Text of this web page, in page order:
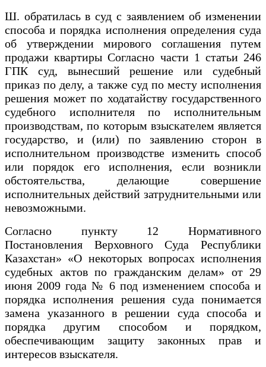
Ш. обратилась в суд с заявлением об изменении
способа и порядка исполнения определения суда
об утверждении мирового соглашения путем
продажи квартиры Согласно части 1 статьи 246
ГПК суд, вынесший решение или судебный
приказ по делу, а также суд по месту исполнения
решения может по ходатайству государственного
судебного исполнителя по исполнительным
производствам, по которым взыскателем является
государство, и (или) по заявлению сторон в
исполнительном производстве изменить способ
или порядок его исполнения, если возникли
обстоятельства, делающие совершение
исполнительных действий затруднительными или
невозможными.
Согласно пункту 12 Нормативного
Постановления Верховного Суда Республики
Казахстан» «О некоторых вопросах исполнения
судебных актов по гражданским делам» от 29
июня 2009 года № 6 под изменением способа и
порядка исполнения решения суда понимается
замена указанного в решении суда способа и
порядка другим способом и порядком,
обеспечивающим защиту законных прав и
интересов взыскателя.